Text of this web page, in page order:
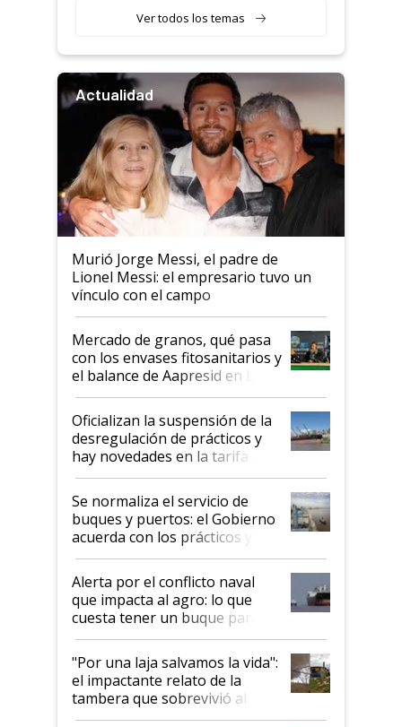
Ver todos los temas
Actualidad
Murió Jorge Messi, el padre de
Lionel Messi: el empresario tuvo un
vínculo con el campo
Mercado de granos, qué pasa
con los envases fitosanitarios y
el balance de Aapresid en La
Posta
Oficializan la suspensión de la
desregulación de prácticos y
hay novedades en la tarifa de
la hidrovía
Se normaliza el servicio de
buques y puertos: el Gobierno
acuerda con los prácticos y
suspende el decreto de
desregulación
Alerta por el conflicto naval
que impacta al agro: lo que
cuesta tener un buque parado
y el peligro de que Argentina
pase a ser "país sucio"
"Por una laja salvamos la vida":
el impactante relato de la
tambera que sobrevivió al
tornado